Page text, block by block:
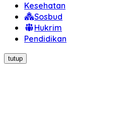
Kesehatan
Sosbud
Hukrim
Pendidikan
tutup